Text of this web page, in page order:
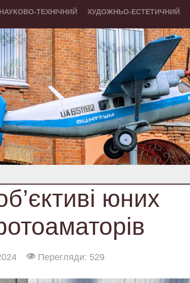
НАУКОВО-ТЕХНІЧНИЙ ХУДОЖНЬО-ЕСТЕТИЧНИЙ
юних
Перегляди: 529